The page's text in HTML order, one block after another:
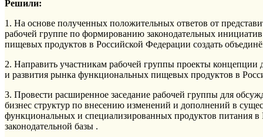
Решили:
1. На основе полученных положительных ответов от
рабочей группе по формированию законодательных
пищевых продуктов в Российской Федерации создать
2. Направить участникам рабочей группы проекты
и развития рынка функциональных пищевых продуктов в
3. Провести расширенное заседание рабочей группы для
бизнес структур по внесению изменений и дополнений в
функциональных и специализированных продуктов питания
законодательной базы .